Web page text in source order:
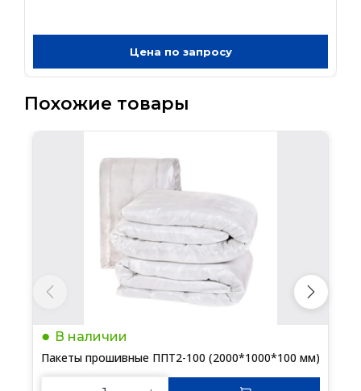
Цена по запросу
Похожие товары
В наличии
Пакеты прошивные ППТ2-100 (2000*1000*100 мм)